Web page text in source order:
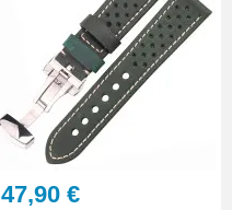
47,90 €